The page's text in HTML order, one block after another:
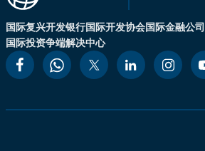
国际复兴开发银行国际开发协会国际金融公司
国际投资争端解决中心